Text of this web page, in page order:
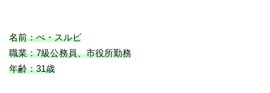
名前：ぺ・スルビ
職業：7級公務員、市役所勤務
年齢：31歳